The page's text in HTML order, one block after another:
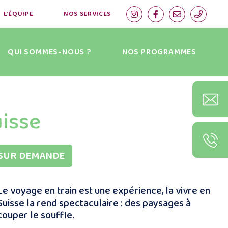
L’ÉQUIPE NOS SERVICES
QUI SOMMES-NOUS ? NOS PROGRAMMES
DEMANDE
voyage en train est une expérience, la vivre en
la rend spectaculaire : des paysages à
le souffle.